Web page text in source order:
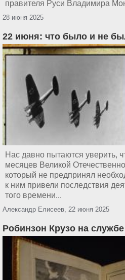
правителя Руси Владимира
28 июня 2025
22 июня: что было и не
Нас давно пытаются уверить,
месяцев Великой
который не предпринял
к ним привели последствия
того времени...
Александр Елисеев, 22 июня 2025
Робинзон Крузо на